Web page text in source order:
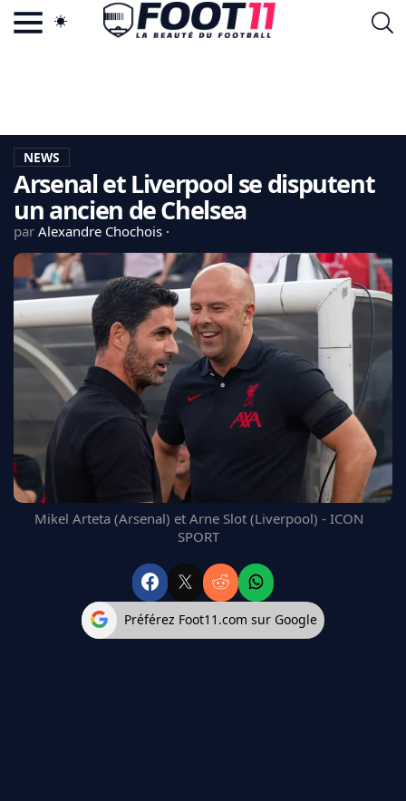
LA CHARTE
VIE PRIVÉE
CGU
CONTACTEZ-NOUS
MERCATO
CDM 2026
EDF
PSG
LIGUE 1
REAL MADRID
FC BARCELONE
MANCHESTER UNITED
CHELSEA
ARSENAL
BAYERN
NEWS
Arsenal et Liverpool se disputent
un ancien de Chelsea
par Alexandre Chochois
Mikel Arteta (Arsenal) et Arne Slot (Liverpool) - ICON
SPORT
Préférez Foot11.com sur Google